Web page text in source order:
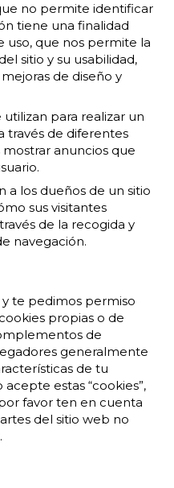
no permite identificar
tiene una finalidad
uso, que nos permite la
sitio y su usabilidad,
de diseño y
para realizar un
través de diferentes
mostrar anuncios que
a los dueños de un sitio
sus visitantes
de la recogida y
navegación.
te pedimos permiso
propias o de
de
generalmente
de tu
estas “cookies”,
favor ten en cuenta
del sitio web no